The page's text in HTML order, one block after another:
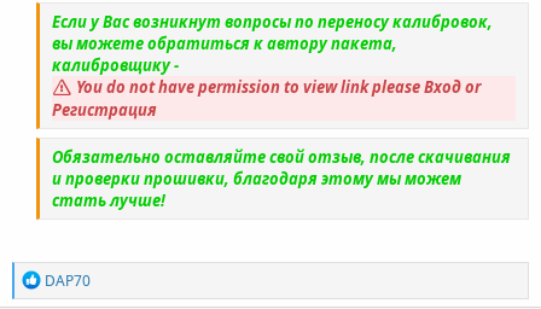
Если у Вас возникнут вопросы по переносу калибровок,
вы можете обратиться к автору пакета,
калибровщику -
You do not have permission to view link pleaseВходor
Регистрация
Обязательно оставляйте свой отзыв, после скачивания
и проверки прошивки, благодаря этому мы можем
стать лучше!
Р
е
DAP70